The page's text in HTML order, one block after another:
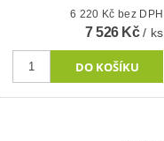
6 220 Kč bez DPH
7 526 Kč/ ks